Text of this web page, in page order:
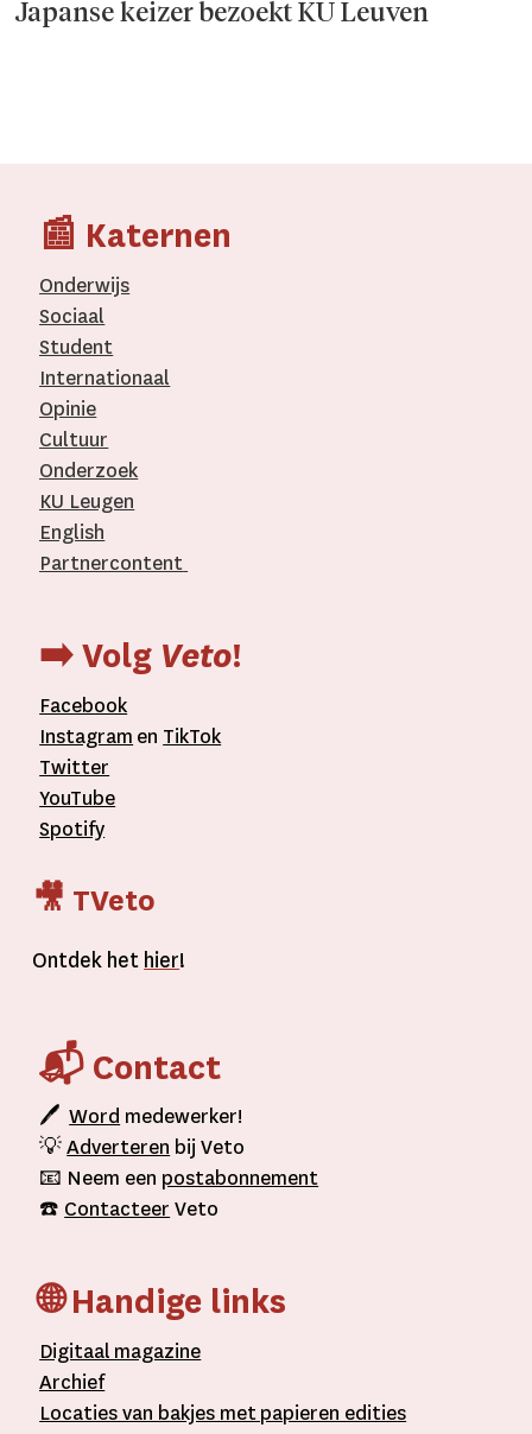
Japanse keizer bezoekt KU Leuven
📰 Katernen
Onderwijs
Sociaal
Student
Internationaal­
Opinie
Cultuur
Onderzoek
KU Leugen
English
Partnercontent
➡️ Volg Veto!
Facebook
Instagram en TikTok
Twitter
YouTube
Spotify
🎥 TVeto
Ontdek het hier!
📬 Contact
🖊Word medewerker!
💡Adverteren bij Veto
📧 Neem een postabonnement
☎️ Contacteer Veto
🌐 Handige links
Digitaal magazine
Archief
Locaties van bakjes metpapieren edities